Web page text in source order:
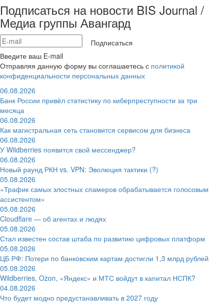
Подписаться на новости BIS Journal /
Медиа группы Авангард
Подписаться
Введите ваш E-mail
Отправляя данную форму вы соглашаетесь с политикой
конфиденциальности персональных данных
06.08.2026
Банк России привёл статистику по киберпреступности за три
месяца
06.08.2026
Как магистральная сеть становится сервисом для бизнеса
06.08.2026
У Wildberries появится свой мессенджер?
06.08.2026
Новый раунд РКН vs. VPN: Эволюция тактики (?)
05.08.2026
«Трафик самых злостных спамеров обрабатывается голосовым
ассистентом»
05.08.2026
Cloudflare — об агентах и людях
05.08.2026
Стал известен состав штаба по развитию цифровых платформ
05.08.2026
ЦБ РФ: Потери по банковским картам достигли 1,3 млрд рублей
05.08.2026
Wildberries, Ozon, «Яндекс» и МТС войдут в капитал НСПК?
04.08.2026
Что будет модно предустанавливать в 2027 году